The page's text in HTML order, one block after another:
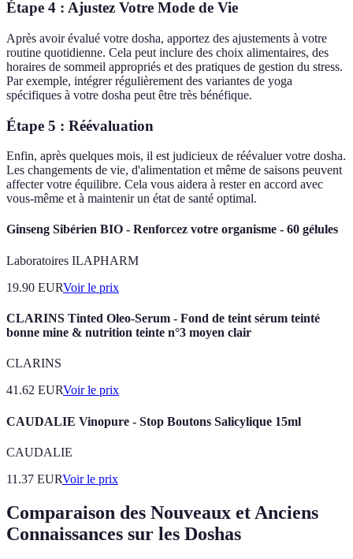
Étape 4 : Ajustez Votre Mode de Vie
Après avoir évalué votre dosha, apportez des ajustements à votre
routine quotidienne. Cela peut inclure des choix alimentaires, des
horaires de sommeil appropriés et des pratiques de gestion du stress.
Par exemple, intégrer régulièrement des variantes de yoga
spécifiques à votre dosha peut être très bénéfique.
Étape 5 : Réévaluation
Enfin, après quelques mois, il est judicieux de réévaluer votre dosha.
Les changements de vie, d'alimentation et même de saisons peuvent
affecter votre équilibre. Cela vous aidera à rester en accord avec
vous-même et à maintenir un état de santé optimal.
Ginseng Sibérien BIO - Renforcez votre organisme - 60 gélules
Laboratoires ILAPHARM
19.90 EURVoir le prix
CLARINS Tinted Oleo-Serum - Fond de teint sérum teinté
bonne mine & nutrition teinte n°3 moyen clair
CLARINS
41.62 EURVoir le prix
CAUDALIE Vinopure - Stop Boutons Salicylique 15ml
CAUDALIE
11.37 EURVoir le prix
Comparaison des Nouveaux et Anciens
Connaissances sur les Doshas